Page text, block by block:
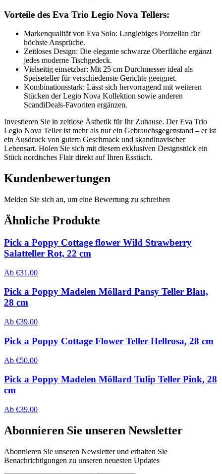
Vorteile des Eva Trio Legio Nova Tellers:
Markenqualität von Eva Solo: Langlebiges Porzellan für
höchste Ansprüche.
Zeitloses Design: Die elegante schwarze Oberfläche ergänzt
jedes moderne Tischgedeck.
Vielseitig einsetzbar: Mit 25 cm Durchmesser ideal als
Speiseteller für verschiedenste Gerichte geeignet.
Kombinationsstark: Lässt sich hervorragend mit weiteren
Stücken der Legio Nova Kollektion sowie anderen
ScandiDeals-Favoriten ergänzen.
Investieren Sie in zeitlose Ästhetik für Ihr Zuhause. Der Eva Trio
Legio Nova Teller ist mehr als nur ein Gebrauchsgegenstand – er ist
ein Ausdruck von gutem Geschmack und skandinavischer
Lebensart. Holen Sie sich mit diesem exklusiven Designstück ein
Stück nordisches Flair direkt auf Ihren Esstisch.
Kundenbewertungen
Melden Sie sich an, um eine Bewertung zu schreiben
Ähnliche Produkte
Pick a Poppy Cottage flower Wild Strawberry
Salatteller Rot, 22 cm
Ab €31.00
Pick a Poppy Madelen Möllard Pansy Teller Blau,
28 cm
Ab €39.00
Pick a Poppy Cottage Flower Teller Hellrosa, 28 cm
Ab €50.00
Pick a Poppy Madelen Möllard Tulip Teller Pink, 28
cm
Ab €39.00
Abonnieren Sie unseren Newsletter
Abonnieren Sie unseren Newsletter und erhalten Sie
Benachrichtigungen zu unseren neuesten Updates